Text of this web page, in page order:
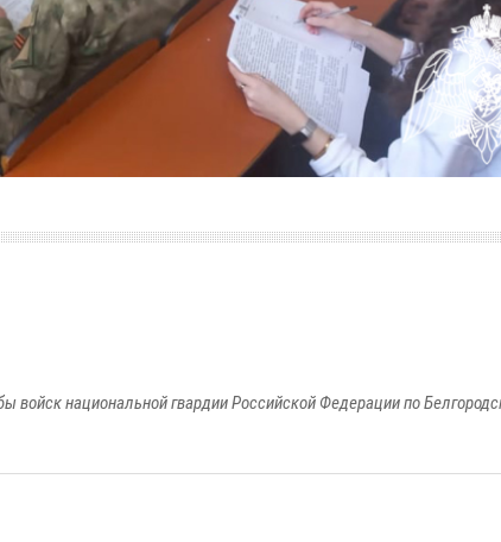
национальной гвардии Российской Федерации по